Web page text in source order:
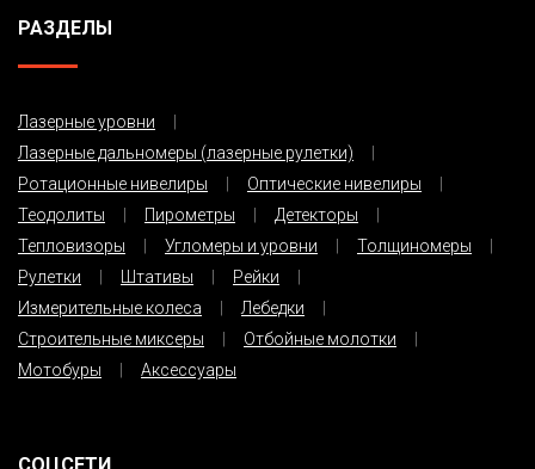
РАЗДЕЛЫ
Лазерные уровни
Лазерные дальномеры (лазерные рулетки)
Ротационные нивелиры
Оптические нивелиры
Теодолиты
Пирометры
Детекторы
Тепловизоры
Угломеры и уровни
Толщиномеры
Рулетки
Штативы
Рейки
Измерительные колеса
Лебедки
Строительные миксеры
Отбойные молотки
Мотобуры
Аксессуары